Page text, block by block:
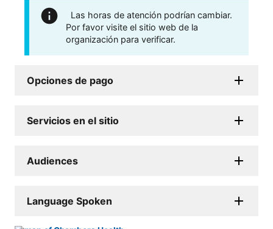
Las horas de atención podrían cambiar.
Por favor visite el sitio web de la
organización para verificar.
Opciones de pago
Servicios en el sitio
Audiences
Language Spoken